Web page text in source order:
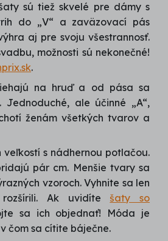
sú tiež skvelé pre dámy s
do „V“ a zaväzovací pás
aj pre svoju všestrannosť.
možnosti sú nekonečné!
.
na hruď a od pása sa
ale účinné „A“,
ženám všetkých tvarov a
s nádhernou potlačou.
pár cm. Menšie tvary sa
vzoroch. Vyhnite sa len
Ak uvidíte šaty so
sa ich objednať! Móda je
čom sa cítite báječne.